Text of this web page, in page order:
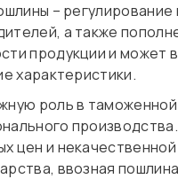
–
а также
продукции и может
характеристики.
роль в
цен и
ввозная